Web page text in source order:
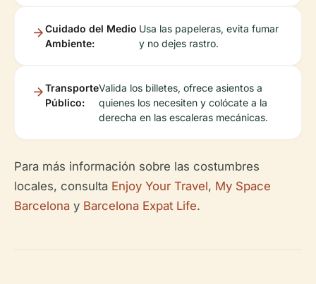
Cuidado del Medio
Ambiente:
Usa las papeleras, evita fumar
y no dejes rastro.
Transporte
Público:
Valida los billetes, ofrece asientos a
quienes los necesiten y colócate a la
derecha en las escaleras mecánicas.
Para más información sobre las costumbres
locales, consulta Enjoy Your Travel, My Space
Barcelona y Barcelona Expat Life.